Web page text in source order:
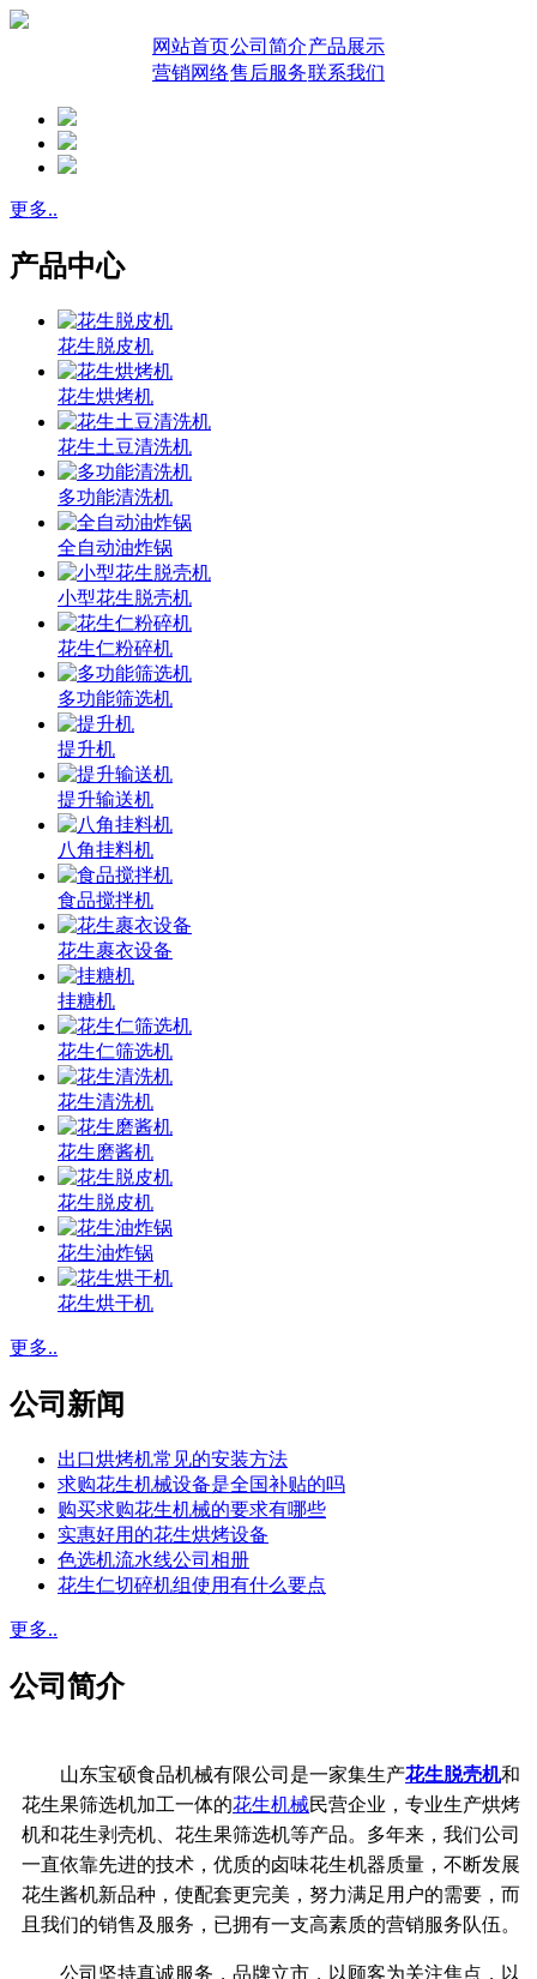
网站首页公司简介产品展示
营销网络售后服务联系我们
更多..
产品中心
花生脱皮机
花生烘烤机
花生土豆清洗机
多功能清洗机
全自动油炸锅
小型花生脱壳机
花生仁粉碎机
多功能筛选机
提升机
提升输送机
八角挂料机
食品搅拌机
花生裹衣设备
挂糖机
花生仁筛选机
花生清洗机
花生磨酱机
花生脱皮机
花生油炸锅
花生烘干机
更多..
公司新闻
出口烘烤机常见的安装方法
求购花生机械设备是全国补贴的吗
购买求购花生机械的要求有哪些
实惠好用的花生烘烤设备
色选机流水线公司相册
花生仁切碎机组使用有什么要点
更多..
公司简介
山东宝硕食品机械有限公司是一家集生产花生脱壳机和
花生果筛选机加工一体的花生机械民营企业，专业生产烘烤
机和花生剥壳机、花生果筛选机等产品。多年来，我们公司
一直依靠先进的技术，优质的卤味花生机器质量，不断发展
花生酱机新品种，使配套更完美，努力满足用户的需要，而
且我们的销售及服务，已拥有一支高素质的营销服务队伍。
公司坚持真诚服务，品牌立市，以顾客为关注焦点，以